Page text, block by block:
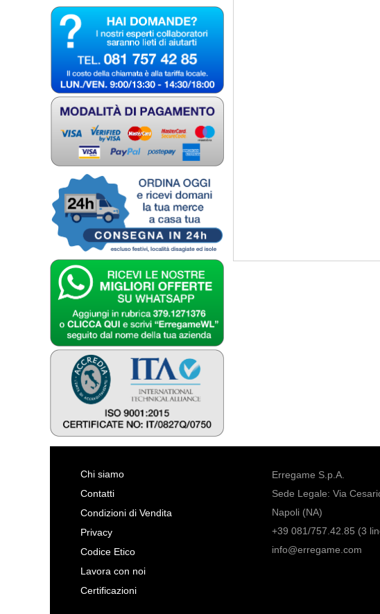
Chi siamo
Contatti
Condizioni di Vendita
Privacy
Codice Etico
Lavora con noi
Certificazioni
Erregame S.p.A.
Sede Legale: Via
Napoli (NA)
+39 081/757.42.85 (3
info@erregame.com